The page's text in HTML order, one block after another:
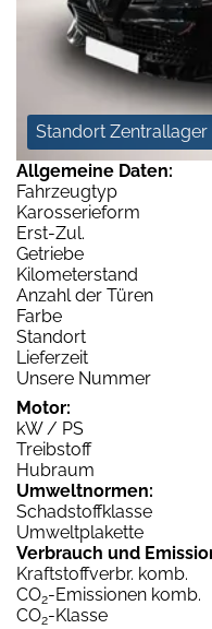
Standort Zentrallager
Allgemeine Daten:
Fahrzeugtyp
Karosserieform
Erst-Zul.
Getriebe
Kilometerstand
Anzahl der Türen
Farbe
Standort
Lieferzeit
Unsere Nummer
Motor:
kW / PS
Treibstoff
Hubraum
Umweltnormen:
Schadstoffklasse
Umweltplakette
Verbrauch und
Kraftstoffverbr. komb.
CO2-Emissionen komb.
CO2-Klasse